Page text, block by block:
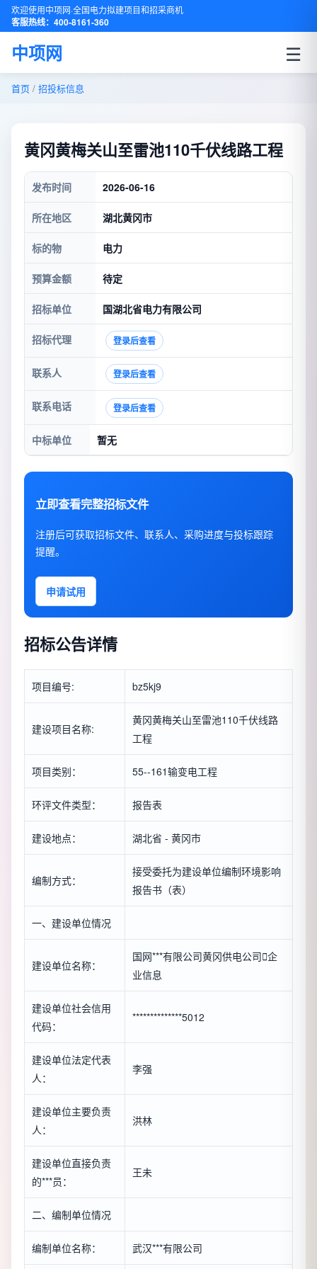
欢迎使用中项网·全国电力拟建项目和招采商机
客服热线：400-8161-360
中项网 ☰
首页 / 招投标信息
黄冈黄梅关山至雷池110千伏线路工程
发布时间 2026-06-16
所在地区 湖北黄冈市
标的物 电力
预算金额 待定
招标单位 国湖北省电力有限公司
招标代理 登录后查看
联系人 登录后查看
联系电话 登录后查看
中标单位 暂无
立即查看完整招标文件
注册后可获取招标文件、联系人、采购进度与投标跟踪
提醒。
申请试用
招标公告详情
项目编号: bz5kj9
建设项目名称:
黄冈黄梅关山至雷池110千伏线路
工程
项目类别： 55--161输变电工程
环评文件类型： 报告表
建设地点： 湖北省 - 黄冈市
编制方式：
接受委托为建设单位编制环境影响
报告书（表）
一、建设单位情况
建设单位名称：
国网***有限公司黄冈供电公司企
业信息
建设单位社会信用
代码：
**************5012
建设单位法定代表
人：
李强
建设单位主要负责
人：
洪林
建设单位直接负责
的***员：
王未
二、编制单位情况
编制单位名称： 武汉***有限公司